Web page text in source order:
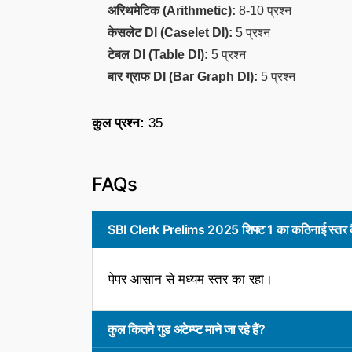
अरिथमेटिक (Arithmetic): 8-10 प्रश्न
केसलेट DI (Caselet DI): 5 प्रश्न
टेबल DI (Table DI): 5 प्रश्न
बार ग्राफ DI (Bar Graph DI): 5 प्रश्न
कुल प्रश्न: 35
FAQs
SBI Clerk Prelims 2025 शिफ्ट 1 का कठिनाई स्तर
पेपर आसान से मध्यम स्तर का रहा।
कुल कितने गुड अटेम्प्ट माने जा रहे हैं?